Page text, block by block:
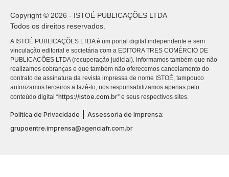
Copyright © 2026 - ISTOÉ PUBLICAÇÕES LTDA
Todos os direitos reservados.
A ISTOÉ PUBLICAÇÕES LTDA é um portal digital independente e sem
vinculação editorial e societária com a EDITORA TRES COMÉRCIO DE
PUBLICACÕES LTDA (recuperação judicial). Informamos também que não
realizamos cobranças e que também não oferecemos cancelamento do
contrato de assinatura da revista impressa de nome ISTOÉ, tampouco
autorizamos terceiros a fazê-lo, nos responsabilizamos apenas pelo
conteúdo digital “https://istoe.com.br” e seus respectivos sites.
Política de Privacidade | Assessoria de Imprensa:
grupoentre.imprensa@agenciafr.com.br